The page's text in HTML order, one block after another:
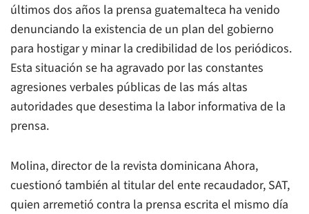
últimos dos años la prensa guatemalteca ha venido
denunciando la existencia de un plan del gobierno
para hostigar y minar la credibilidad de los periódicos.
Esta situación se ha agravado por las constantes
agresiones verbales públicas de las más altas
autoridades que desestima la labor informativa de la
prensa.
Molina, director de la revista dominicana Ahora,
cuestionó también al titular del ente recaudador, SAT,
quien arremetió contra la prensa escrita el mismo día